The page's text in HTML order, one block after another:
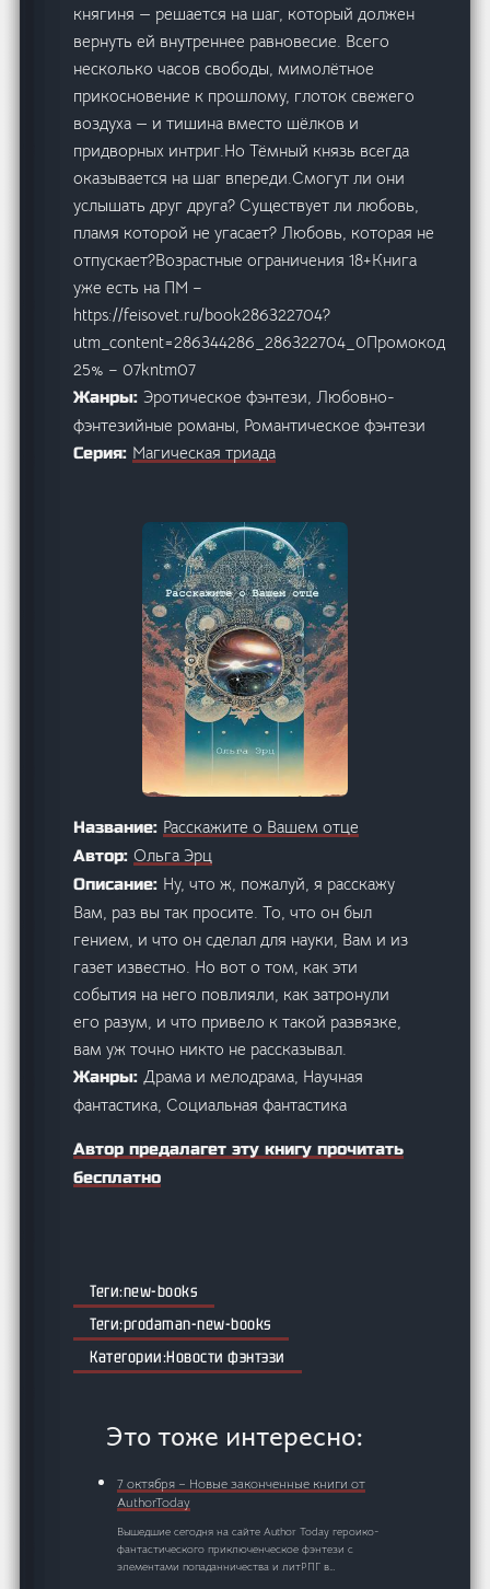
княгиня — решается на шаг, который должен
вернуть ей внутреннее равновесие. Всего
несколько часов свободы, мимолётное
прикосновение к прошлому, глоток свежего
воздуха — и тишина вместо шёлков и
придворных интриг.Но Тёмный князь всегда
оказывается на шаг впереди.Смогут ли они
услышать друг друга? Существует ли любовь,
пламя которой не угасает? Любовь, которая не
отпускает?Возрастные ограничения 18+Книга
уже есть на ПМ –
https://feisovet.ru/book286322704?
utm_content=286344286_286322704_0Промокод
25% – 07kntm07
Жанры: Эротическое фэнтези, Любовно-
фэнтезийные романы, Романтическое фэнтези
Серия: Магическая триада
Название: Расскажите о Вашем отце
Автор:Ольга Эрц
Описание: Ну, что ж, пожалуй, я расскажу
Вам, раз вы так просите. То, что он был
гением, и что он сделал для науки, Вам и из
газет известно. Но вот о том, как эти
события на него повлияли, как затронули
его разум, и что привело к такой развязке,
вам уж точно никто не рассказывал.
Жанры:Драма и мелодрама, Научная
фантастика, Социальная фантастика
Автор предалагет эту книгу прочитать
бесплатно
new-books
prodaman-new-books
Новости фэнтэзи
Это тоже интересно:
7 октября – Новые законченные книги от
AuthorToday
Вышедшие сегодня на сайте Author Today героико-
фантастического приключенческое фэнтези с
элементами попаданничества и литРПГ в…